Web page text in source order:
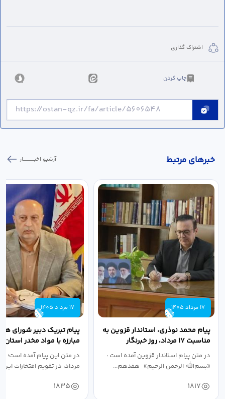
اشتراک گذاری
چاپ کردن
خبر‌های مرتبط آرشیو اخبـــــــــــار
17 مرداد 1405
پیام محمد نوذری، استاندار قزوین به
مناسبت ۱۷ مرداد، روز خبرنگار
در متن پیام استاندار قزوین آمده است :
«بسم‌الله الرحمن الرحیم» هفدهم...
1817
17 مرداد 1405
پیام تبریک دبیر شورای
مبارزه با مواد مخدر استان
مناسبت روز خبرنگار...
در متن این پیام آمده
مرداد، در تقویم افتخارات
1835